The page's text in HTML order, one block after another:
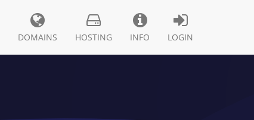
DOMAINS HOSTING INFO LOGIN